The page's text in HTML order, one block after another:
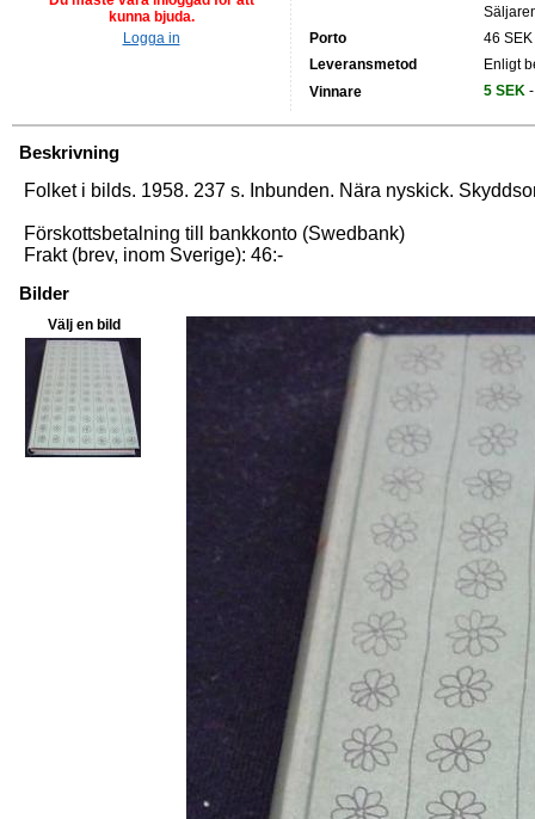
kunna bjuda.
Logga in
Porto
46 SEK
Leveransmetod
Enligt
Vinnare
5 SEK
Beskrivning
Folket i bilds. 1958. 237 s. Inbunden. Nära nyskick.
Förskottsbetalning till bankkonto (Swedbank)
Frakt (brev, inom Sverige): 46:-
Bilder
Välj en bild